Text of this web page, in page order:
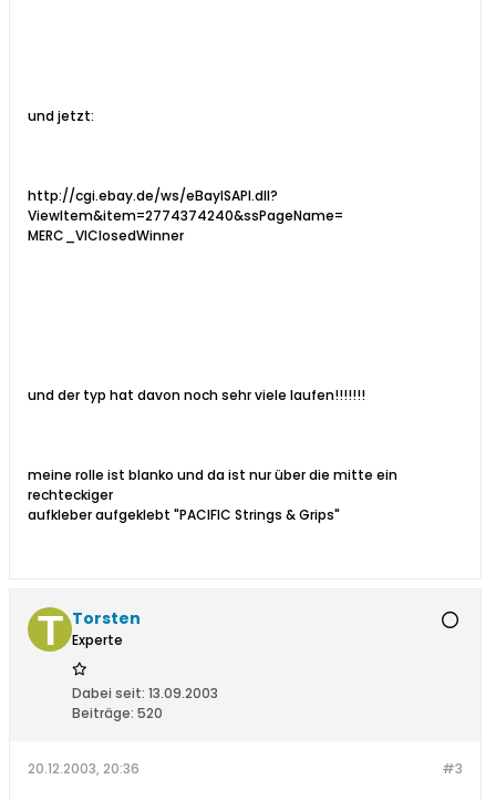
und jetzt:
http://cgi.ebay.de/ws/eBayISAPI.dll?
ViewItem&item=2774374240&ssPageName=
MERC_VIClosedWinner
und der typ hat davon noch sehr viele laufen!!!!!!!
meine rolle ist blanko und da ist nur über die mitte ein
rechteckiger
aufkleber aufgeklebt "PACIFIC Strings & Grips"
Torsten
Experte
Dabei seit: 13.09.2003
Beiträge: 520
#3
20.12.2003, 20:36